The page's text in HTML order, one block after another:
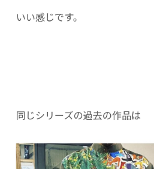
いい感じです。
同じシリーズの過去の作品は